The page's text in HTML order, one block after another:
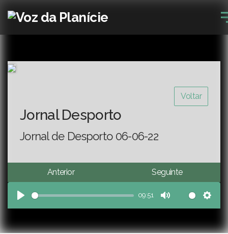
Voltar
Jornal Desporto
Jornal de Desporto 06-06-22
Anterior Seguinte
Play
09:51
Mute